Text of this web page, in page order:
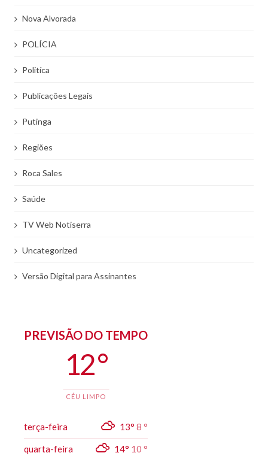
Nova Alvorada
POLÍCIA
Politíca
Publicações Legais
Putinga
Regiões
Roca Sales
Saúde
TV Web Notiserra
Uncategorized
Versão Digital para Assinantes
PREVISÃO DO TEMPO
12 °
CÉU LIMPO
terça-feira 13° 8 °
quarta-feira 14° 10 °